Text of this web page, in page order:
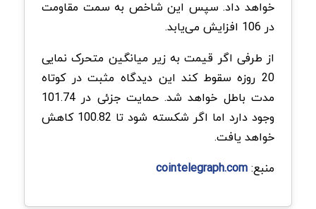
خواهد داد. سپس این شاخص به سمت مقاومت
در 106 افزایش می‌یابد.
از طرفی اگر قیمت به زیر میانگین متحرک نمایی
20 روزه سقوط کند این دیدگاه مثبت در کوتاه
مدت باطل خواهد شد. حمایت جزئی در 101.74
وجود دارد اما اگر شکسته شود تا 100.82 کاهش
خواهد یافت.
منبع:cointelegraph.com